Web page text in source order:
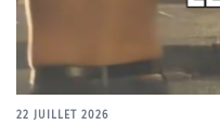
22 JUILLET 2026